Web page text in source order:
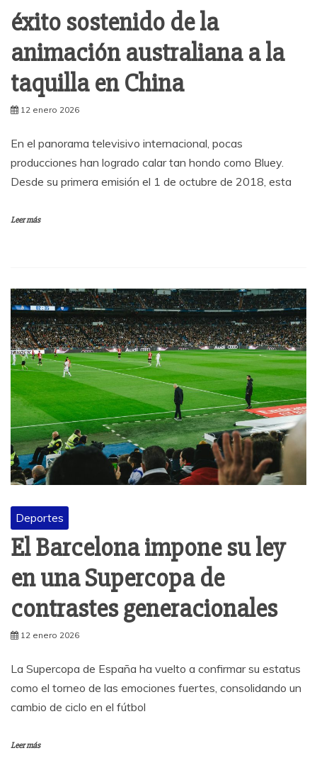
éxito sostenido de la
animación australiana a la
taquilla en China
12 enero 2026
En el panorama televisivo internacional, pocas
producciones han logrado calar tan hondo como Bluey.
Desde su primera emisión el 1 de octubre de 2018, esta
Leer más
Deportes
El Barcelona impone su ley
en una Supercopa de
contrastes generacionales
12 enero 2026
La Supercopa de España ha vuelto a confirmar su estatus
como el torneo de las emociones fuertes, consolidando un
cambio de ciclo en el fútbol
Leer más